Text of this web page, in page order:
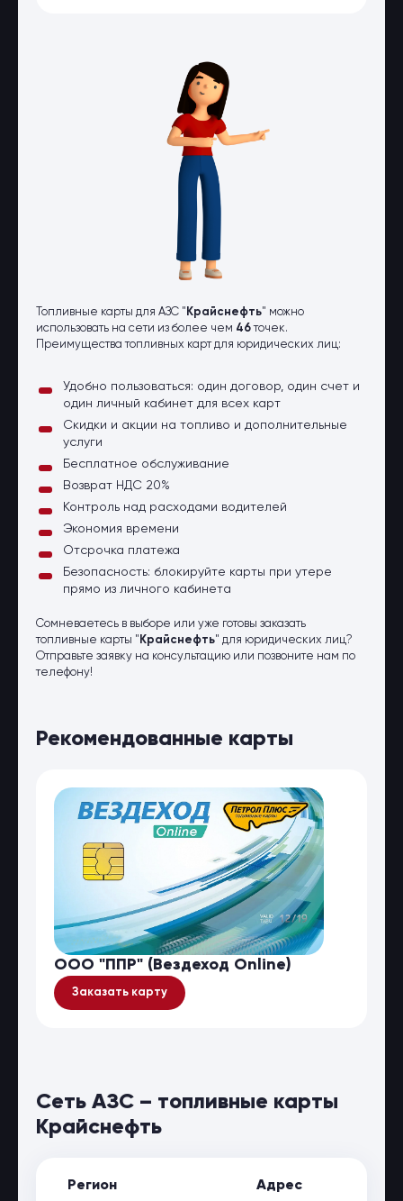
Топливные карты для АЗС " Крайснефть" можно
использовать на сети из более чем 46точек.
Преимущества топливных карт для юридических лиц:
Удобно пользоваться: один договор, один счет и
один личный кабинет для всех карт
Скидки и акции на топливо и дополнительные
услуги
Бесплатное обслуживание
Возврат НДС 20%
Контроль над расходами водителей
Экономия времени
Отсрочка платежа
Безопасность: блокируйте карты при утере
прямо из личного кабинета
Сомневаетесь в выборе или уже готовы заказать
топливные карты " Крайснефть" для юридических лиц?
Отправьте заявку на консультацию или позвоните нам по
телефону!
Рекомендованные карты
ООО "ППР" (Вездеход Online)
Заказать карту
Сеть АЗС – топливные карты
Крайснефть
Регион Адрес
Страхование физических лиц
Страхование юридических лиц
Страховые компании
Электронные перевозочные